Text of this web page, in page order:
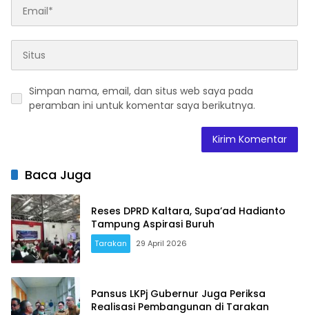
Simpan nama, email, dan situs web saya pada
peramban ini untuk komentar saya berikutnya.
Baca Juga
Reses DPRD Kaltara, Supa’ad Hadianto
Tampung Aspirasi Buruh
Tarakan 29 April 2026
Pansus LKPj Gubernur Juga Periksa
Realisasi Pembangunan di Tarakan